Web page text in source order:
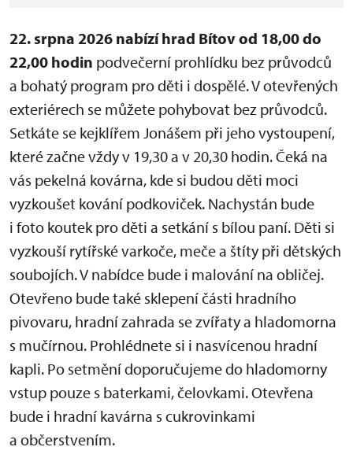
22. srpna 2026 nabízí hrad Bítov od 18,00 do
22,00 hodin podvečerní prohlídku bez průvodců
a bohatý program pro děti i dospělé. V otevřených
exteriérech se můžete pohybovat bez průvodců.
Setkáte se kejklířem Jonášem při jeho vystoupení,
které začne vždy v 19,30 a v 20,30 hodin. Čeká na
vás pekelná kovárna, kde si budou děti moci
vyzkoušet kování podkoviček. Nachystán bude
i foto koutek pro děti a setkání s bílou paní. Děti si
vyzkouší rytířské varkoče, meče a štíty při dětských
soubojích. V nabídce bude i malování na obličej.
Otevřeno bude také sklepení části hradního
pivovaru, hradní zahrada se zvířaty a hladomorna
s mučírnou. Prohlédnete si i nasvícenou hradní
kapli. Po setmění doporučujeme do hladomorny
vstup pouze s baterkami, čelovkami. Otevřena
bude i hradní kavárna s cukrovinkami
a občerstvením.